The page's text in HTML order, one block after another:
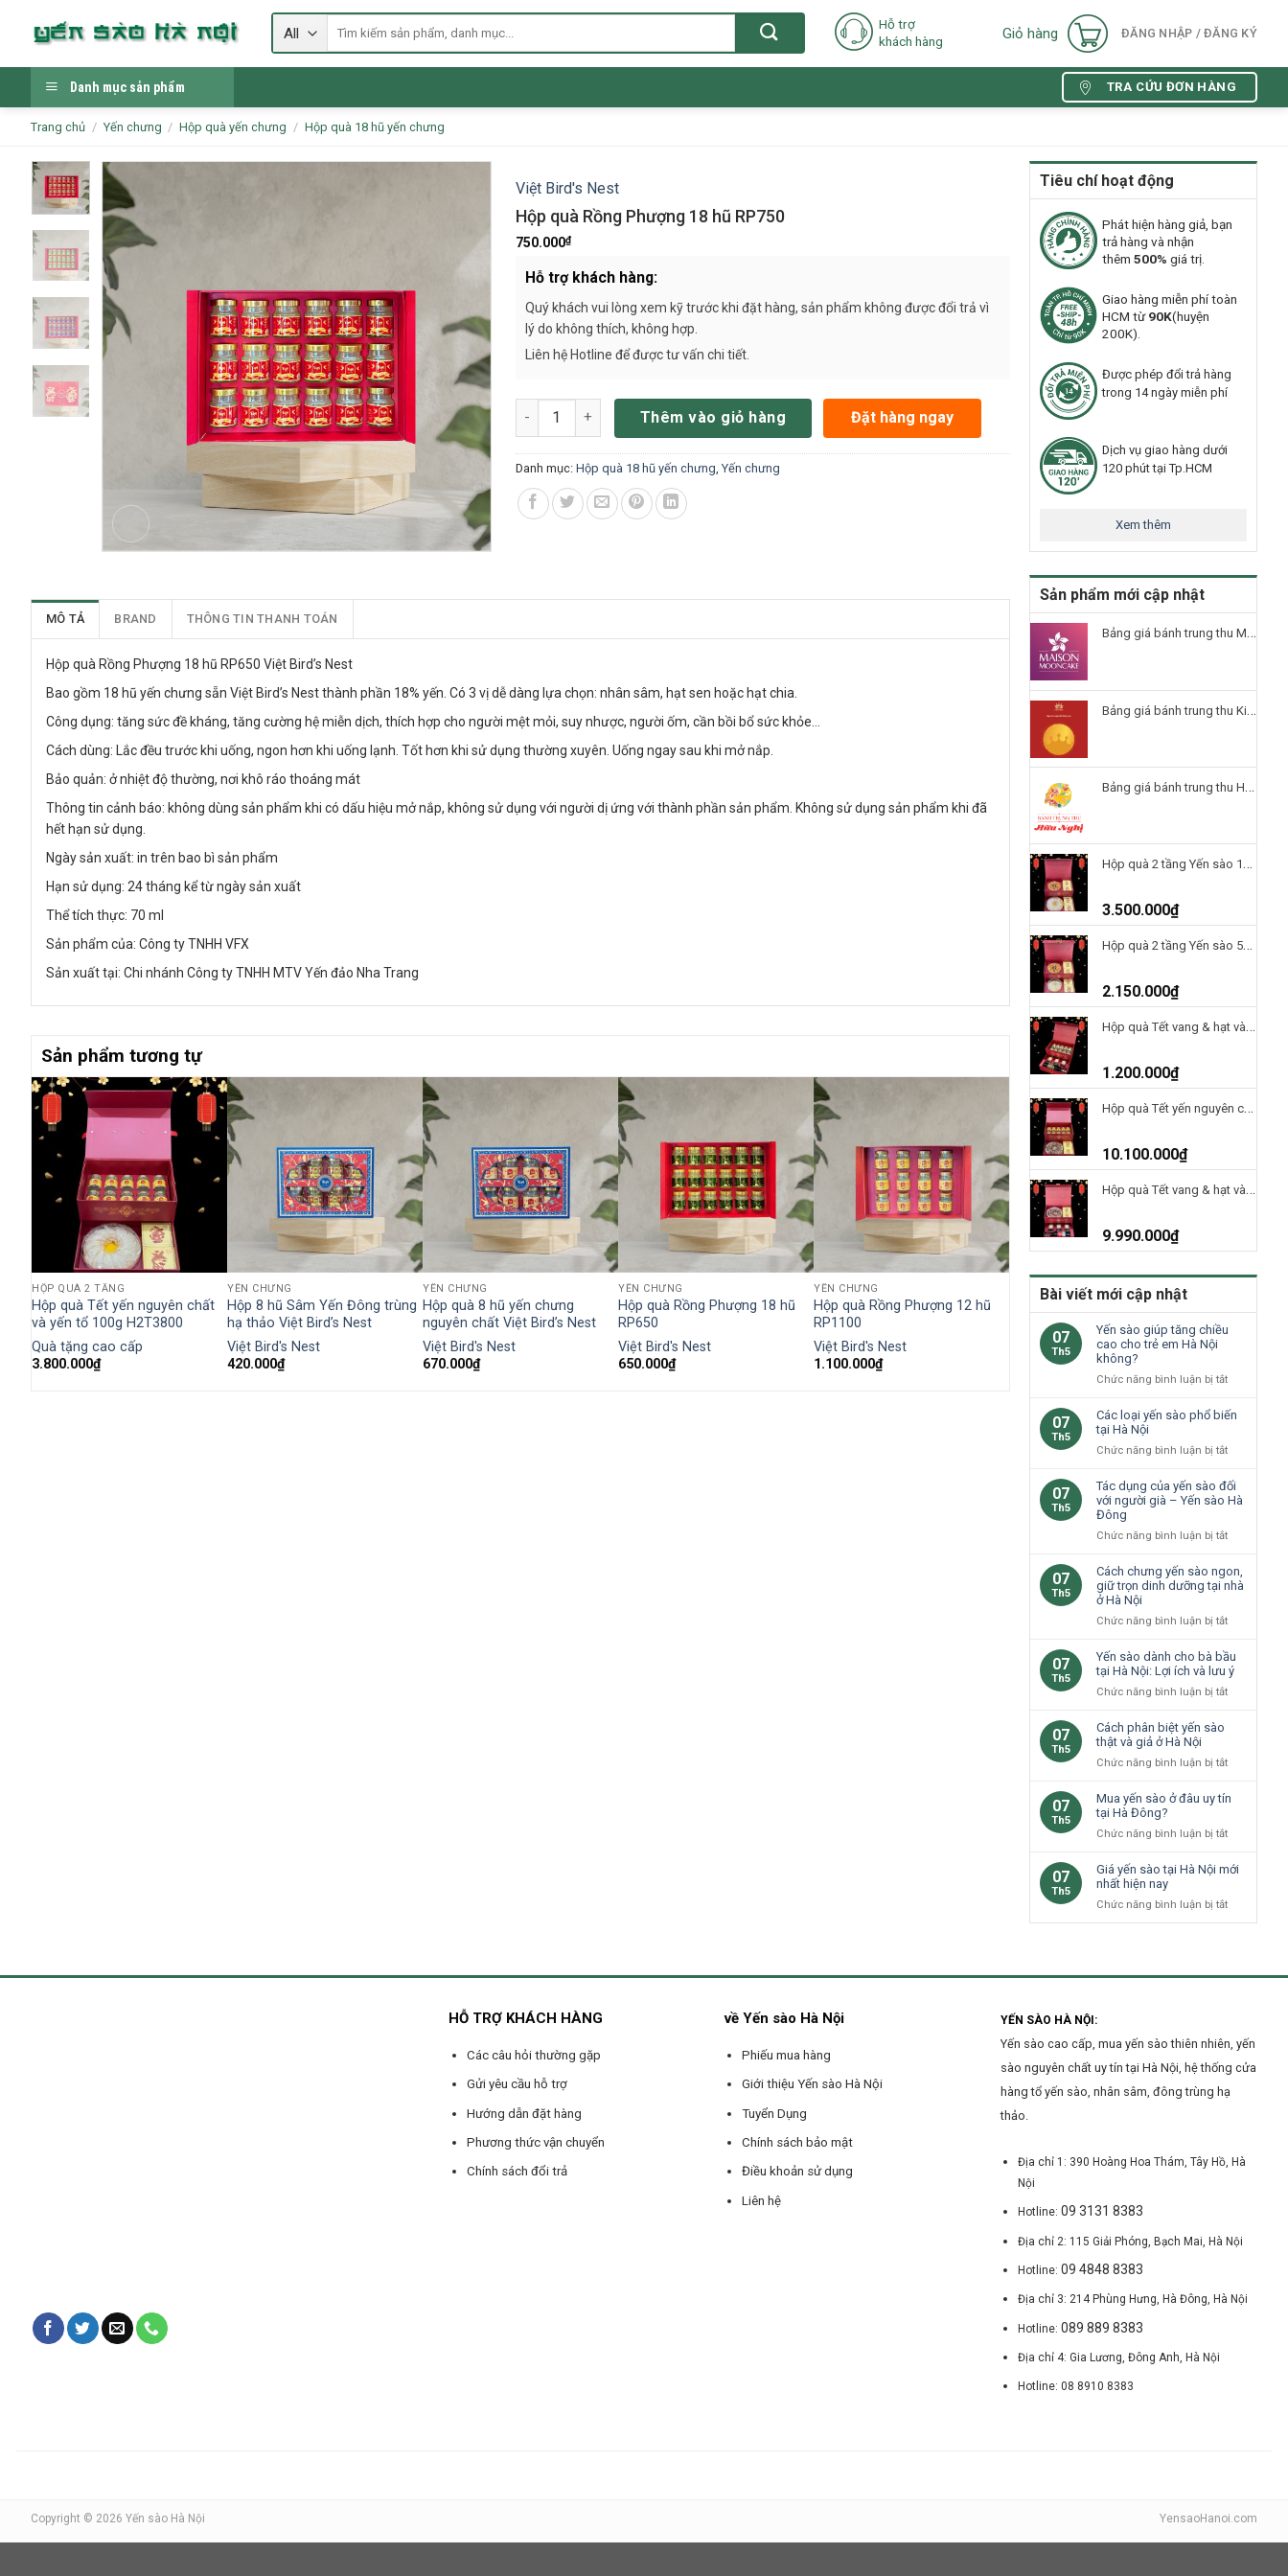
Tìm
Hỗ trợ
khách hàng
Giỏ hàng ĐĂNG NHẬP / ĐĂNG KÝ
Danh mục sản phẩm TRA CỨU ĐƠN HÀNG
Trang chủ / Yến chưng / Hộp quà yến chưng / Hộp quà 18 hũ yến chưng
Tiêu chí hoạt động
Phát hiện hàng giả, bạn
trả hàng và nhận
thêm 500% giá trị.
Giao hàng miễn phí toàn
HCM từ90K(huyện
200K).
Được phép đổi trả hàng
trong 14 ngày miễn phí
Dịch vụ giao hàng dưới
120 phút tại Tp.HCM
Xem thêm
Sản phẩm mới cập nhật
Bảng giá bánh trung thu Maison 2026
Bảng giá bánh trung thu Kinh Đô 2026
Bảng giá bánh trung thu Hữu Nghị 2026
Hộp quà 2 tầng Yến sào 100g và đông trùng 50g
3.500.000₫
Hộp quà 2 tầng Yến sào 50g và đông trùng 50g- 2025
2.150.000₫
Hộp quà Tết vang & hạt và yến chưng 50% H2T1200
1.200.000₫
Hộp quà Tết yến nguyên chất và yến huyết 100g H2T10100
10.100.000₫
Hộp quà Tết vang & hạt và yến huyết 100g H2T9990
9.990.000₫
Bài viết mới cập nhật
07
Th5
Yến sào giúp tăng chiều
cao cho trẻ em Hà Nội
không?
Chức năng bình luận bị tắtở
sào
cho
trẻ
Hà
không?
07
Th5
Các loại yến sào phổ biến
tại Hà Nội
Chức năng bình luận bị tắtở
loại
yến
phổ
Hà
07
Th5
Tác dụng của yến sào đối
với người già – Yến sào Hà
Đông
Chức năng bình luận bị tắtở
dụng
của
sào
với
người
già
–
Đông
07
Th5
Cách chưng yến sào ngon,
giữ trọn dinh dưỡng tại nhà
ở Hà Nội
Chức năng bình luận bị tắtở
chưng
yến
dưỡng
nhà
Hà
07
Th5
Yến sào dành cho bà bầu
tại Hà Nội: Lợi ích và lưu ý
Chức năng bình luận bị tắtở
tại
Nội:
ích
lưu
07
Th5
Cách phân biệt yến sào
thật và giả ở Hà Nội
Chức năng bình luận bị tắtở
phân
và
ở
Hà
07
Th5
Mua yến sào ở đâu uy tín
tại Hà Đông?
Chức năng bình luận bị tắtở
yến
Hà
07
Th5
Giá yến sào tại Hà Nội mới
nhất hiện nay
Chức năng bình luận bị tắtở
Giá
hiện
nay
Việt Bird's Nest
Hộp quà Rồng Phượng 18 hũ RP750
750.000₫
Hỗ trợ khách hàng:
Quý khách vui lòng xem kỹ trước khi đặt hàng, sản phẩm không được đổi trả vì
lý do không thích, không hợp.
Liên hệ Hotline để được tư vấn chi tiết.
Hộp quà Rồng Phượng 18 hũ RP750 số lượng
Thêm vào giỏ hàng Đặt hàng ngay
Danh mục: Hộp quà 18 hũ yến chưng Yến chưng
MÔ TẢ BRAND THÔNG TIN THANH TOÁN
Hộp quà Rồng Phượng 18 hũ RP650 Việt Bird’s Nest
Bao gồm 18 hũ yến chưng sẵn Việt Bird’s Nest thành phần 18% yến. Có 3 vị dễ dàng lựa chọn: nhân sâm, hạt sen hoặc hạt chia.
Công dụng: tăng sức đề kháng, tăng cường hệ miễn dịch, thích hợp cho người mệt mỏi, suy nhược, người ốm, cần bồi bổ sức khỏe…
Cách dùng: Lắc đều trước khi uống, ngon hơn khi uống lạnh. Tốt hơn khi sử dụng thường xuyên. Uống ngay sau khi mở nắp.
Bảo quản: ở nhiệt độ thường, nơi khô ráo thoáng mát
Thông tin cảnh báo: không dùng sản phẩm khi có dấu hiệu mở nắp, không sử dụng với người dị ứng với thành phần sản phẩm. Không sử dụng sản phẩm khi đã
hết hạn sử dụng.
Ngày sản xuất: in trên bao bì sản phẩm
Hạn sử dụng: 24 tháng kể từ ngày sản xuất
Thể tích thực: 70 ml
Sản phẩm của: Công ty TNHH VFX
Sản xuất tại: Chi nhánh Công ty TNHH MTV Yến đảo Nha Trang
Sản phẩm tương tự
HỘP QUÀ 2 TẦNG
Hộp quà Tết yến nguyên chất
và yến tổ 100g H2T3800
Quà tặng cao cấp
3.800.000₫
YẾN CHƯNG
Hộp 8 hũ Sâm Yến Đông trùng
hạ thảo Việt Bird’s Nest
Việt Bird's Nest
420.000₫
YẾN CHƯNG
Hộp quà 8 hũ yến chưng
nguyên chất Việt Bird’s Nest
Việt Bird's Nest
670.000₫
YẾN CHƯNG
Hộp quà Rồng Phượng 18 hũ
RP650
Việt Bird's Nest
650.000₫
YẾN CHƯNG
Hộp quà Rồng Phượng 12 hũ
RP1100
Việt Bird's Nest
1.100.000₫
HỖ TRỢ KHÁCH HÀNG
Các câu hỏi thường gặp
Gửi yêu cầu hỗ trợ
Hướng dẫn đặt hàng
Phương thức vận chuyển
Chính sách đổi trả
về Yến sào Hà Nội
Phiếu mua hàng
Giới thiệu Yến sào Hà Nội
Tuyển Dụng
Chính sách bảo mật
Điều khoản sử dụng
Liên hệ
YẾN SÀO HÀ NỘI:
Yến sào cao cấp, mua yến sào thiên nhiên, yến
sào nguyên chất uy tín tại Hà Nội, hệ thống cửa
hàng tổ yến sào, nhân sâm, đông trùng hạ
thảo.
Địa chỉ 1: 390 Hoàng Hoa Thám, Tây Hồ, Hà
Nội
Hotline:09 3131 8383
Địa chỉ 2: 115 Giải Phóng, Bạch Mai, Hà Nội
Hotline:09 4848 8383
Địa chỉ 3: 214 Phùng Hưng, Hà Đông, Hà Nội
Hotline:089 889 8383
Địa chỉ 4: Gia Lương, Đông Anh, Hà Nội
Hotline: 08 8910 8383
YensaoHanoi.com
Copyright © 2026 Yến sào Hà Nội